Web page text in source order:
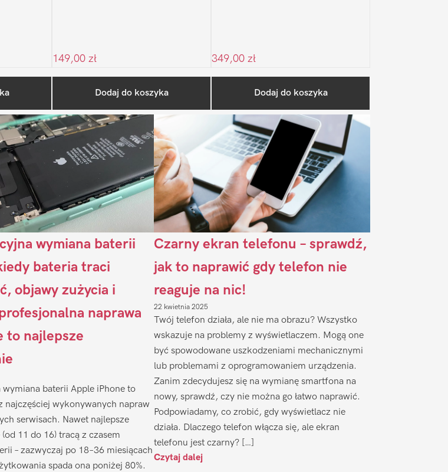
149,00 zł
Dodaj do koszyka
349,00 zł
Dodaj do koszyka
Sidebar
na blogu
wymiana baterii
bateria traci
objawy zużycia i
naprawa
to najlepsze
wymiana baterii Apple iPhone to
najczęściej wykonywanych napraw
serwisach. Nawet najlepsze
11 do 16) tracą z czasem
– zazwyczaj po 18–36 miesiącach
spada ona poniżej 80%.
Czarny ekran telefonu – sprawdź,
jak to naprawić gdy telefon nie
reaguje na nic!
22 kwietnia 2025
Twój telefon działa, ale nie ma obrazu? Wszystko
wskazuje na problemy z wyświetlaczem. Mogą one
być spowodowane uszkodzeniami mechanicznymi
lub problemami z oprogramowaniem urządzenia.
Zanim zdecydujesz się na wymianę smartfona na
nowy, sprawdź, czy nie można go łatwo naprawić.
Podpowiadamy, co zrobić, gdy wyświetlacz nie
działa. Dlaczego telefon włącza się, ale ekran
telefonu jest czarny? […]
Czytaj dalej